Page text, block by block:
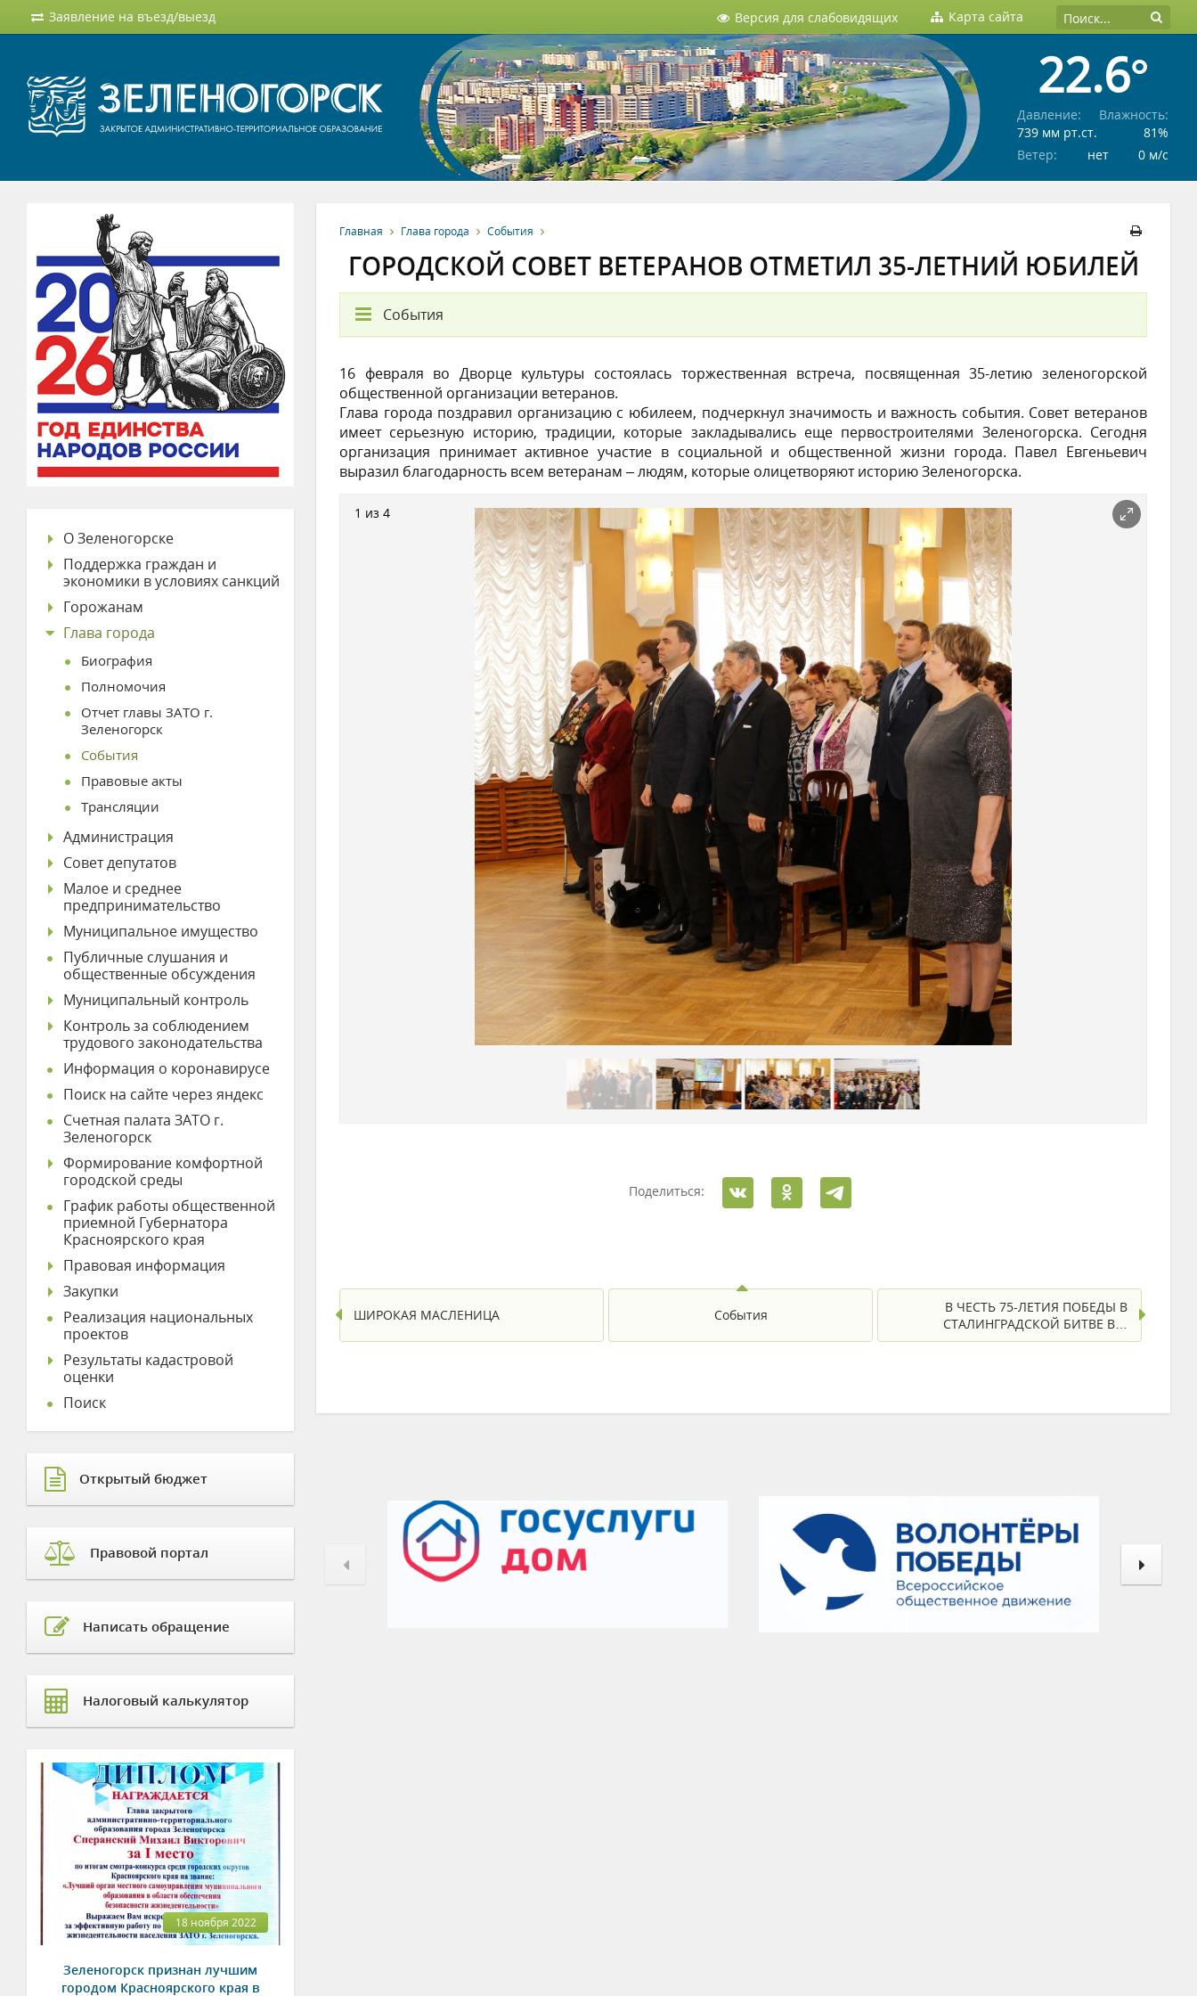
Заявление на въезд/выезд Версия для слабовидящих Карта сайта
22.6°
Давление:
739 мм рт.ст.
Влажность:
81%
Ветер:
нет 0 м/c
Главная Глава города События
ГОРОДСКОЙ СОВЕТ ВЕТЕРАНОВ ОТМЕТИЛ 35-ЛЕТНИЙ ЮБИЛЕЙ
События
16 февраля во Дворце культуры состоялась торжественная встреча, посвященная 35-летию зеленогорской
общественной организации ветеранов.
Глава города поздравил организацию с юбилеем, подчеркнул значимость и важность события. Совет ветеранов
имеет серьезную историю, традиции, которые закладывались еще первостроителями Зеленогорска. Сегодня
организация принимает активное участие в социальной и общественной жизни города. Павел Евгеньевич
выразил благодарность всем ветеранам – людям, которые олицетворяют историю Зеленогорска.
1 из 4
Поделиться:
ШИРОКАЯ МАСЛЕНИЦА События
В ЧЕСТЬ 75-ЛЕТИЯ ПОБЕДЫ В
СТАЛИНГРАДСКОЙ БИТВЕ В…
О Зеленогорске
Поддержка граждан и
экономики в условиях санкций
Горожанам
Глава города
Биография
Полномочия
Отчет главы ЗАТО г.
Зеленогорск
События
Правовые акты
Трансляции
Администрация
Совет депутатов
Малое и среднее
предпринимательство
Муниципальное имущество
Публичные слушания и
общественные обсуждения
Муниципальный контроль
Контроль за соблюдением
трудового законодательства
Информация о коронавирусе
Поиск на сайте через яндекс
Счетная палата ЗАТО г.
Зеленогорск
Формирование комфортной
городской среды
График работы общественной
приемной Губернатора
Красноярского края
Правовая информация
Закупки
Реализация национальных
проектов
Результаты кадастровой
оценки
Поиск
Открытый бюджет
Правовой портал
Написать обращение
Налоговый калькулятор
18 ноября 2022
Зеленогорск признан лучшим
городом Красноярского края в